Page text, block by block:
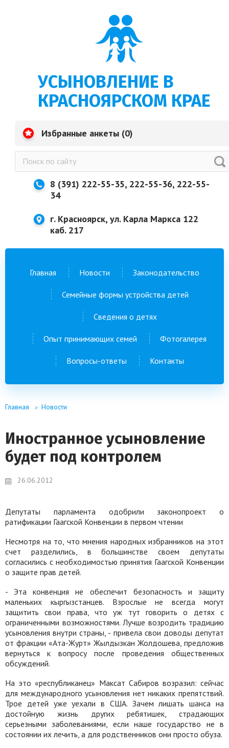
УСЫНОВЛЕНИЕ В
КРАСНОЯРСКОМ КРАЕ
Избранные анкеты (0)
8 (391) 222-55-35, 222-55-36, 222-55-
34
г. Красноярск, ул. Карла Маркса 122
каб. 217
Главная Новости Законодательство
Семейные формы устройства детей
Сведения о детях
Опыт принимающих семей Фотогалерея
Вопросы-ответы Контакты
Главная Новости
Иностранное усыновление
будет под контролем
26.06.2012
Депутаты парламента одобрили законопроект о
ратификации Гаагской Конвенции в первом чтении
Несмотря на то, что мнения народных избранников на этот
счет разделились, в большинстве своем депутаты
согласились с необходимостью принятия Гаагской Конвенции
о защите прав детей.
- Эта конвенция не обеспечит безопасность и защиту
маленьких кыргызстанцев. Взрослые не всегда могут
защитить свои права, что уж тут говорить о детях с
ограниченными возможностями. Лучше возродить традицию
усыновления внутри страны, - привела свои доводы депутат
от фракции «Ата-Журт» Жылдызкан Жолдошева, предложив
вернуться к вопросу после проведения общественных
обсуждений.
На это «республиканец» Максат Сабиров возразил: сейчас
для международного усыновления нет никаких препятствий.
Трое детей уже уехали в США. Зачем лишать шанса на
достойную жизнь других ребятишек, страдающих
серьезными заболеваниями, если наше государство не в
состоянии их лечить, а для родственников они просто обуза.